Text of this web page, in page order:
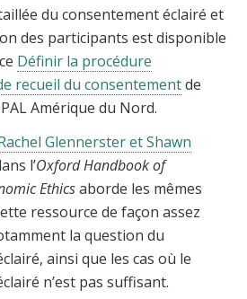
du consentement éclairé et
des participants est disponible
Définir la procédure
recueil du consentementde
Amérique du Nord.
Glennerster et Shawn
l’Oxford Handbook of
Ethicsaborde les mêmes
ressource de façon assez
la question du
ainsi que les cas où le
n’est pas suffisant.